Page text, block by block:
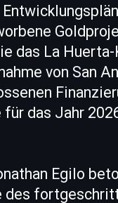
das La
von San
für das Jahr
Egilo
des